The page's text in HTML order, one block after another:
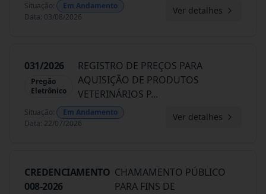
Situação:
Em Andamento
Data: 03/08/2026
Ver detalhes
031/2026
Pregão
Eletrônico
REGISTRO DE PREÇOS PARA
AQUISIÇÃO DE PRODUTOS
VETERINÁRIOS P...
Situação:
Em Andamento
Data: 22/07/2026
Ver detalhes
CREDENCIAMENTO
008-2026
CHAMAMENTO PÚBLICO
PARA FINS DE